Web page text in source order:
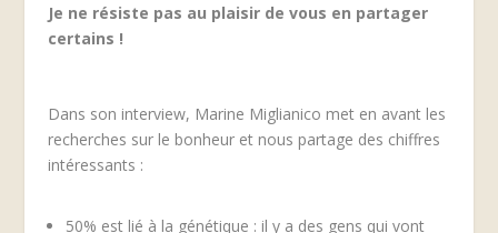
Je ne résiste pas au plaisir de vous en partager
certains !
Dans son interview, Marine Miglianico met en avant les
recherches sur le bonheur et nous partage des chiffres
intéressants :
50% est lié à la génétique : il y a des gens qui vont